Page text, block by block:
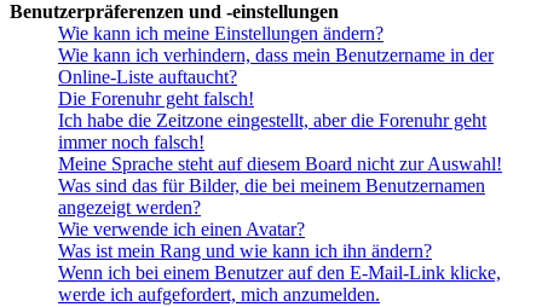
Benutzerpräferenzen und -einstellungen
Wie kann ich meine Einstellungen ändern?
Wie kann ich verhindern, dass mein Benutzername in der
Online-Liste auftaucht?
Die Forenuhr geht falsch!
Ich habe die Zeitzone eingestellt, aber die Forenuhr geht
immer noch falsch!
Meine Sprache steht auf diesem Board nicht zur Auswahl!
Was sind das für Bilder, die bei meinem Benutzernamen
angezeigt werden?
Wie verwende ich einen Avatar?
Was ist mein Rang und wie kann ich ihn ändern?
Wenn ich bei einem Benutzer auf den E-Mail-Link klicke,
werde ich aufgefordert, mich anzumelden.